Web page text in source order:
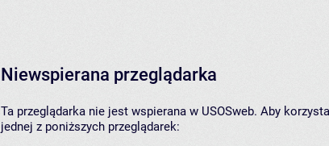
Niewspierana przeglądarka
Ta przeglądarka nie jest wspierana w USOSweb. Aby
jednej z poniższych przeglądarek: